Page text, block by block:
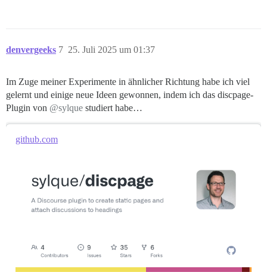
denvergeeks 25. Juli 2025 um 01:37
7
Im Zuge meiner Experimente in ähnlicher Richtung habe ich viel
gelernt und einige neue Ideen gewonnen, indem ich das discpage-
Plugin von @sylque studiert habe…
github.com